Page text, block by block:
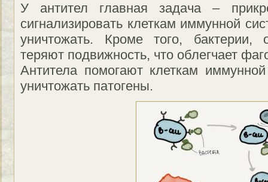
У антител главная задача –
сигнализировать клеткам иммунной
уничтожать. Кроме того, бактерии,
теряют подвижность, что облегчает
Антитела помогают клеткам
уничтожать патогены.